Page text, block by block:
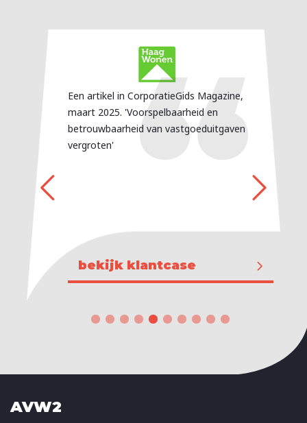
Een artikel in CorporatieGids Magazine,
maart 2025. 'Voorspelbaarheid en
betrouwbaarheid van vastgoeduitgaven
vergroten'
bekijk klantcase
AVW2